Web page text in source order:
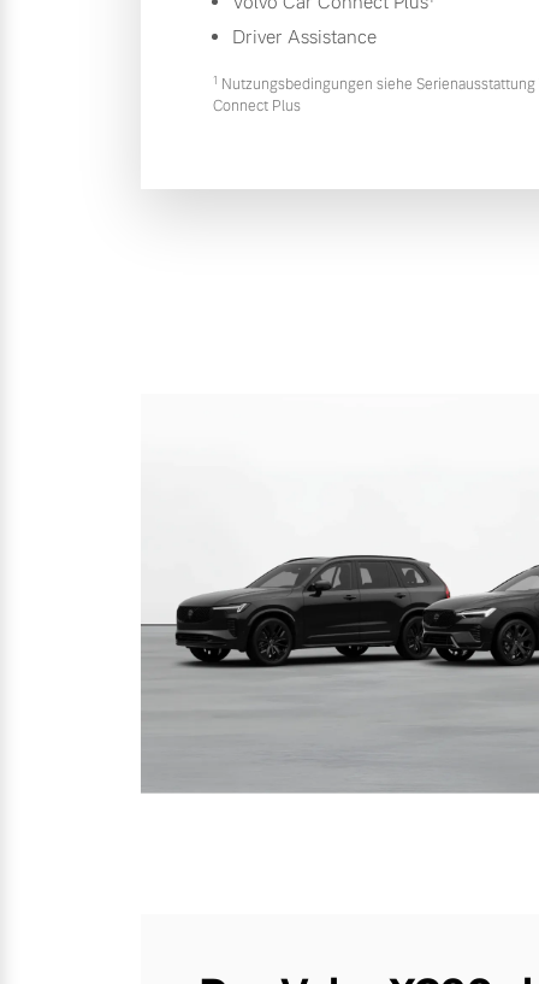
Driver Assistance
1 Nutzungsbedingungen siehe Serienausstattung
Connect Plus